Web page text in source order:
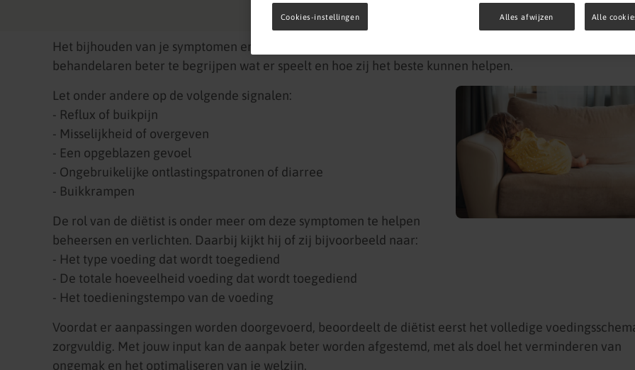
Het bijhouden van je symptomen en gedrag kan een groot verschil maken in de zorg. Het helpt
behandelaren beter te begrijpen wat er speelt en hoe zij het beste kunnen helpen.
Let onder andere op de volgende signalen:
- Reflux of buikpijn
- Misselijkheid of overgeven
- Een opgeblazen gevoel
- Ongebruikelijke ontlastingspatronen of diarree
- Buikkrampen
De rol van de diëtist is onder meer om deze symptomen te helpen
beheersen en verlichten. Daarbij kijkt hij of zij bijvoorbeeld naar:
- Het type voeding dat wordt toegediend
- De totale hoeveelheid voeding dat wordt toegediend
- Het toedieningstempo van de voeding
Voordat er aanpassingen worden doorgevoerd, beoordeelt de diëtist eerst het volledige
zorgvuldig. Met jouw input kan de aanpak beter worden afgestemd, met als doel het verminderen van
ongemak en het optimaliseren van je welzijn.
Alles afwijzen Alle
Cookies-instellingen